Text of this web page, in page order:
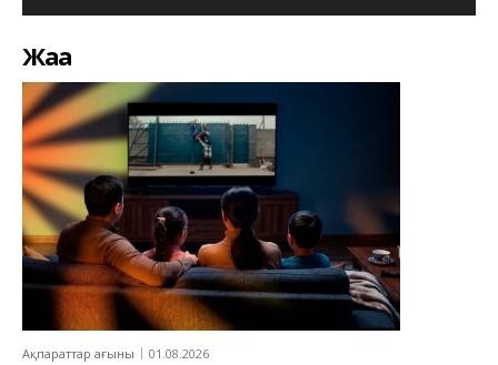
Жаңа
Ақпараттар ағыны 01.08.2026